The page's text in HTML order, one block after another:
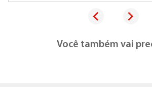
Você também vai